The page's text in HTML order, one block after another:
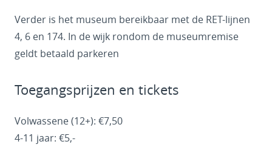
Verder is het museum bereikbaar met de RET-lijnen
4, 6 en 174. In de wijk rondom de museumremise
geldt betaald parkeren
Toegangsprijzen en tickets
Volwassene (12+): €7,50
4-11 jaar: €5,-